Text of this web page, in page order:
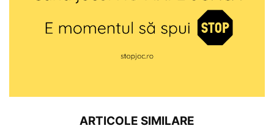
ARTICOLE SIMILARE